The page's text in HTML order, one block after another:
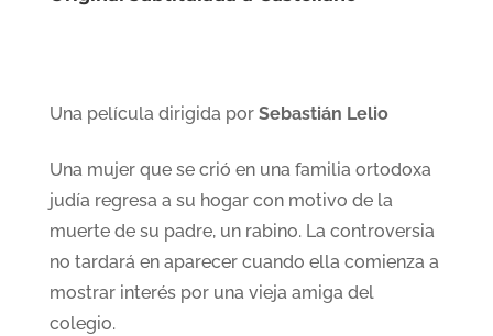
Una película dirigida por Sebastián Lelio
Una mujer que se crió en una familia ortodoxa
judía regresa a su hogar con motivo de la
muerte de su padre, un rabino. La controversia
no tardará en aparecer cuando ella comienza a
mostrar interés por una vieja amiga del
colegio.